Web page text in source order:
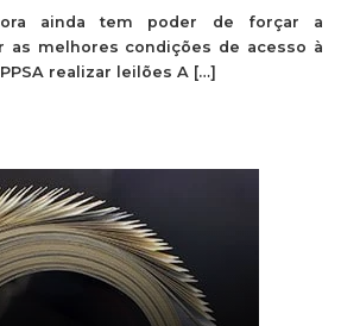
ainda tem poder de forçar a
as melhores condições de acesso à
realizar leilões A […]